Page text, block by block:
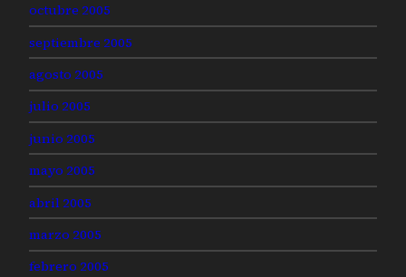
octubre 2005
septiembre 2005
agosto 2005
julio 2005
junio 2005
mayo 2005
abril 2005
marzo 2005
febrero 2005